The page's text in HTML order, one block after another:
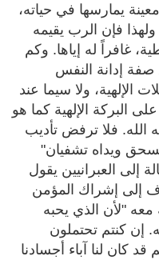
يمارسها في حياته،
فإن الرب يقيمه
غافراً له إياها. وكم
إدانة النفس
الإلهية، ولا سيما عند
البركة الإلهية كما هو
فلا ترفض تأديب
ويداه تشفيان"
الرسالة إلى العبرانيين يقول
إلى إشراك المؤمن
"لأن الذي يحبه
إن كنتم تحتملون
قد كان لنا آباء أجسادنا